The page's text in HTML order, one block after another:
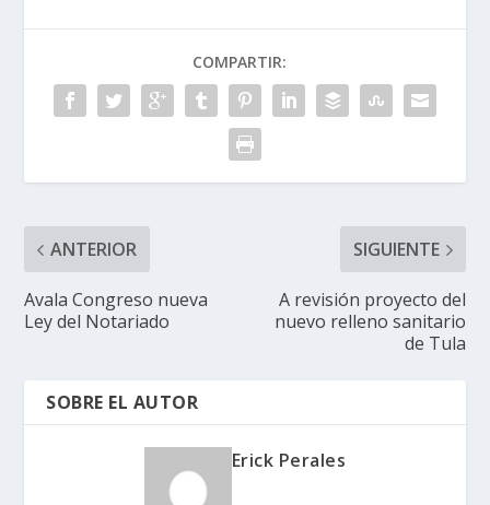
COMPARTIR:
ANTERIOR
Avala Congreso nueva
Ley del Notariado
SIGUIENTE
A revisión proyecto del
nuevo relleno sanitario
de Tula
SOBRE EL AUTOR
Erick Perales